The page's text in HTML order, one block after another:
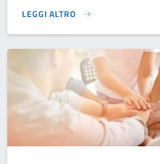
LEGGI ALTRO
SCENE DI PAGLIA 2026}